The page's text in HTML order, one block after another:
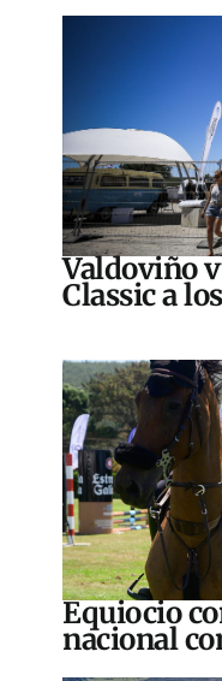
Valdoviño
Classic a
Equiocio
nacional